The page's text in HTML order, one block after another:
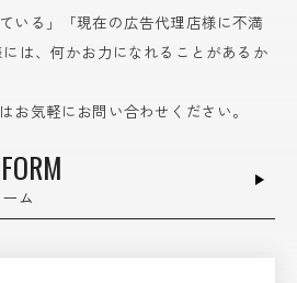
いる」「現在の広告代理店様に不満
は、何かお力になれることがあるか
お気軽にお問い合わせください。
ム